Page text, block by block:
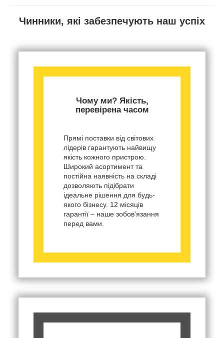
Чинники, які забезпечують наш успіх
Чому ми? Якість,
перевірена часом
Прямі поставки від світових
лідерів гарантують найвищу
якість кожного пристрою.
Широкий асортимент та
постійна наявність на складі
дозволяють підібрати
ідеальне рішення для будь-
якого бізнесу. 12 місяців
гарантії – наше зобов'язання
перед вами.